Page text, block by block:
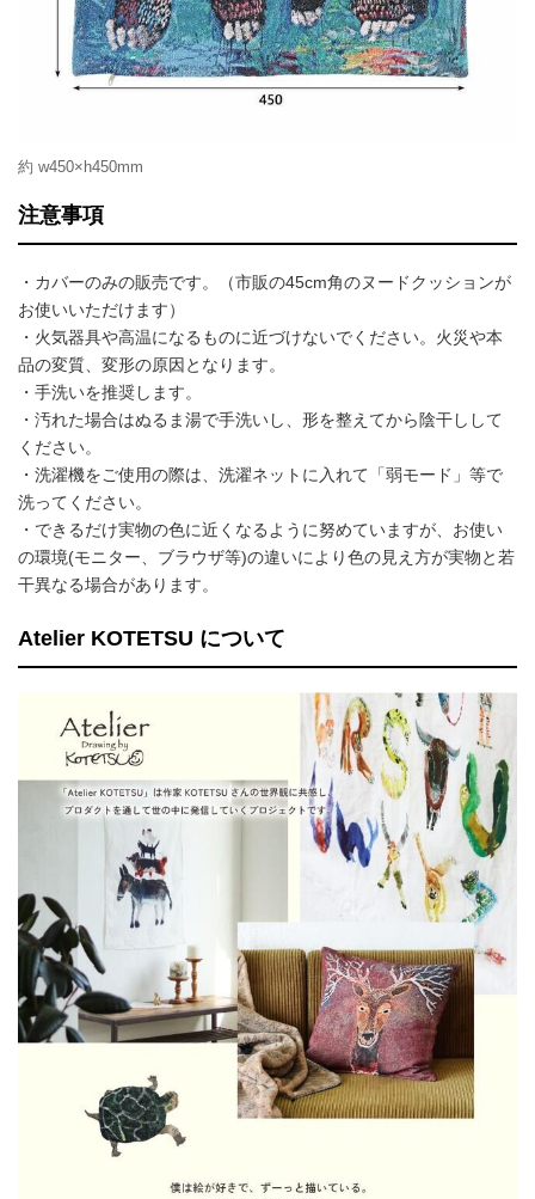
約 w450×h450mm
注意事項
・カバーのみの販売です。（市販の45cm角のヌードクッションが
お使いいただけます）
・火気器具や高温になるものに近づけないでください。火災や本
品の変質、変形の原因となります。
・手洗いを推奨します。
・汚れた場合はぬるま湯で手洗いし、形を整えてから陰干しして
ください。
・洗濯機をご使用の際は、洗濯ネットに入れて「弱モード」等で
洗ってください。
・できるだけ実物の色に近くなるように努めていますが、お使い
の環境(モニター、ブラウザ等)の違いにより色の見え方が実物と若
干異なる場合があります。
Atelier KOTETSU について